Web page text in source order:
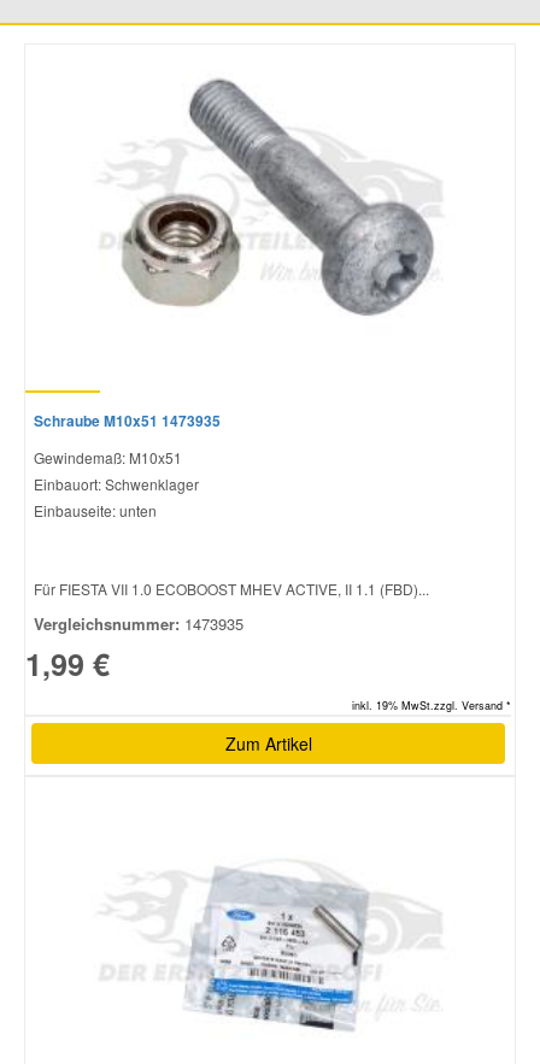
Schraube M10x51 1473935
Gewindemaß: M10x51
Einbauort: Schwenklager
Einbauseite: unten
Für FIESTA VII 1.0 ECOBOOST MHEV ACTIVE, II 1.1 (FBD)...
Vergleichsnummer: 1473935
1,99 €
inkl. 19% MwSt.zzgl. Versand *
Zum Artikel